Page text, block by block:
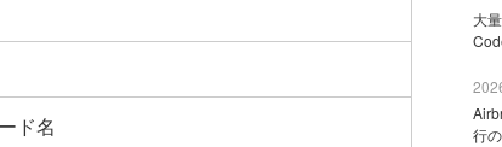
ド名
大
行